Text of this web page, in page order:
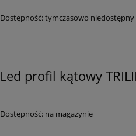
Dostępność:tymczasowo niedostępny
Led profil kątowy
Dostępność: na magazynie